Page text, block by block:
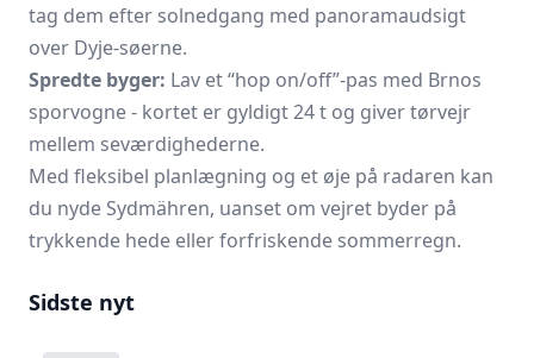
tag dem efter solnedgang med panoramaudsigt
over Dyje-søerne.
Spredte byger: Lav et “hop on/off”-pas med Brnos
sporvogne - kortet er gyldigt 24 t og giver tørvejr
mellem seværdighederne.
Med fleksibel planlægning og et øje på radaren kan
du nyde Sydmähren, uanset om vejret byder på
trykkende hede eller forfriskende sommerregn.
Sidste nyt